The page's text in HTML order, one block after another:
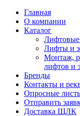
Главная
О компании
Каталог
Лифтовые
Лифты и
Монтаж,
лифтов и
Бренды
Контакты и
Опросные
Отправить
Доставка ЩЛК